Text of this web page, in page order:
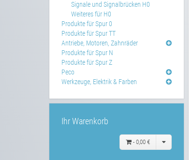
Signale und Signalbrücken H0
Weiteres für H0
Produkte für Spur 0
Produkte für Spur TT
Antriebe, Motoren, Zahnräder
Produkte für Spur N
Produkte für Spur Z
Peco
Werkzeuge, Elektrik & Farben
Ihr Warenkorb
- 0,00 €